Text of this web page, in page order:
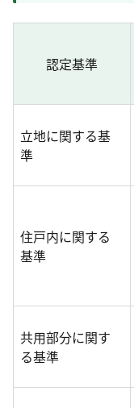
認定基準
立地に関する基
準
住戸内に関する
基準
共用部分に関す
る基準